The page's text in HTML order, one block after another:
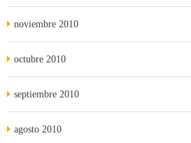
noviembre 2010
octubre 2010
septiembre 2010
agosto 2010